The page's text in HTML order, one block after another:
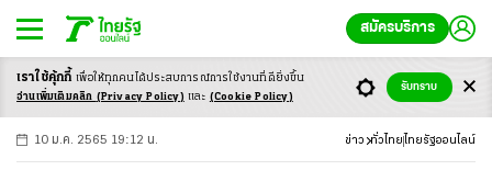
สมัครบริการ
-ก ก ก+
10 ม.ค. 2565 19:12 น. ข่าว ทั่วไทย ไทยรัฐออนไลน์
เราใช้คุ้กกี้ เพื่อให้ทุกคนได้ประสบการณ์การใช้งานที่ดียิ่งขึ้น
อ่านเพิ่มเติมคลิก (Privacy Policy) และ (Cookie Policy)
รับทราบ